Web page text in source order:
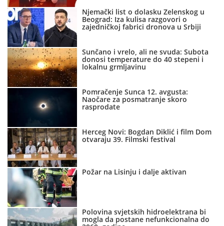
Njemački list o dolasku Zelenskog u
Beograd: Iza kulisa razgovori o
zajedničkoj fabrici dronova u Srbiji
Sunčano i vrelo, ali ne svuda: Subota
donosi temperature do 40 stepeni i
lokalnu grmljavinu
Pomračenje Sunca 12. avgusta:
Naočare za posmatranje skoro
rasprodate
Herceg Novi: Bogdan Diklić i film Dom
otvaraju 39. Filmski festival
Požar na Lisinju i dalje aktivan
Polovina svjetskih hidroelektrana bi
mogla da postane nefunkcionalna do